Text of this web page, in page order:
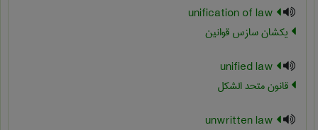
یکشان سازس قوانین
قانون متحد الشکل